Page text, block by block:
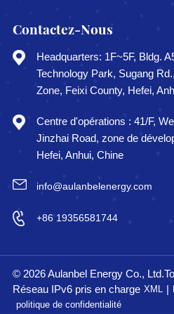
Contactez-Nous
Headquarters: 1F~5F, Bldg.
Technology Park, Sugang
Zone, Feixi County, Hefei,
Centre d'opérations : 41/F,
Jinzhai Road, zone de
Hefei, Anhui, Chine
info@aulanbelenergy.com
+86 19356581744
© 2026 Aulanbel Energy Co.,
Réseau IPv6 pris en charge XML |
politique de confidentialité